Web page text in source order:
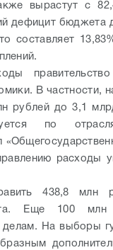
вырастут с
дефицит
В частности,
рублей до 3,1
по
расходы
438,8 млн
Еще 100 млн
На выборы